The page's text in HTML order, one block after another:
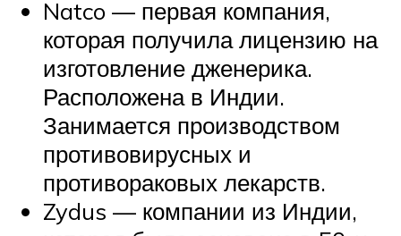
Natco — первая компания,
которая получила лицензию на
изготовление дженерика.
Расположена в Индии.
Занимается производством
противовирусных и
противораковых лекарств.
Zydus — компании из Индии,